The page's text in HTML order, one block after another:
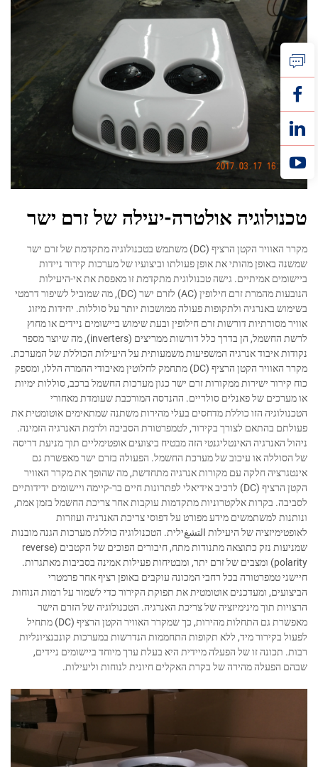
טכנולוגיה אולטרה-יעילה של זרם ישר
מקרר האוויר הקטן הרציף (DC) משתמש בטכנולוגיה מתקדמת של זרם ישר
שמשנה באופן מהותי את אופן פעולתו וביצועיו של מערכות קירור ניידות
ביישומים אמיתיים. גישה טכנולוגית מתקדמת זו מאפסת את אי-היעילות
הנובעות מהמרת זרם חילופין (AC) לזרם ישר (DC), מה שמוביל לשיפור דרמטי
בשימוש באנרגיה ולתקופות פעולה ממושכות יותר על סוללות. יחידות מיזוג
אוויר מסורתיות דורשות זרם חילופין ובעת שימוש ביישומים ניידים או מחוץ
לרשת החשמל, הן בדרך כלל דורשות ממריצים (inverters), מה שיוצר מספר
נקודות איבוד אנרגיה המשפיעות משמעותית על היעילות הכוללת של המערכת.
מקרר האוויר הקטן הרציף (DC) מתחמק לחלוטין מאיבודי ההמרה הללו, ומספק
כוח קירור ישירות ממקורות זרם ישר כגון מערכות החשמל ברכב, סוללות ימיות
או מערכים של פאנלים סולריים. ההנדסה המורכבת שעומדת מאחורי
הטכנולוגיה הזו כוללת מדחסים בעלי מהירות משתנה שמתאימים אוטומטית את
פעולתם בהתאם לצורך בקירור, לטמפרטורת הסביבה ולרמת האנרגיה הזמינה.
ניהול האנרגיה האינטליגנטי הזה מבטיח ביצועים אופטימליים תוך מניעת דריסה
של הסוללה או עיכוב של מערכת החשמל. הפעולה בזרם ישר מאפשרת גם
אינטגרציה חלקה עם מקורות אנרגיה מתחדשת, מה שהופך את מקרר האוויר
הקטן הרציף (DC) לרכיב אידיאלי לפתרונות חיים בר-קיימה ויישומים ידידותיים
לסביבה. בקרות אלקטרוניות מתקדמות עוקבות אחר צריכת החשמל בזמן אמת,
ונותנות למשתמשים מידע מפורט על דפוסי צריכת האנרגיה ועוזרות
לאופטימיזציה של היעילות التشغילית. הטכנולוגיה כוללת מערכות הגנה מובנות
שמניעות נזק כתוצאה מתנודות מתח, חיבורים הפוכים של הקטבים (reverse
polarity) ומצבים של זרם יתר, ומבטיחות פעילות אמינה בסביבות מאתגרות.
חיישני טמפרטורה בכל רחבי המכונה עוקבים באופן רציף אחר פרמטרי
הביצועים, ומעדכנים אוטומטית את תפוקת הקירור כדי לשמור על רמות הנוחות
הרצויות תוך מינימיזציה של צריכת האנרגיה. הטכנולוגיה של הזרם הישר
מאפשרת גם התחלות מהירות, כך שמקרר האוויר הקטן הרציף (DC) מתחיל
לפעול בקירור מיד, ללא תקופות התחממות הנדרשות במערכות קונבנציונליות
רבות. תכונה זו של הפעלה מיידית היא בעלת ערך מיוחד ביישומים ניידים,
שבהם הפעלה מהירה של בקרת האקלים חיונית לנוחות וליעילות.